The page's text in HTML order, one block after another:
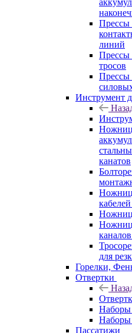
Прессы
линий
Прессы
тросов
Прессы
Инструмент
канатов
для
Горелки,
Отвертки
Наборы
Наборы
Пассатижи